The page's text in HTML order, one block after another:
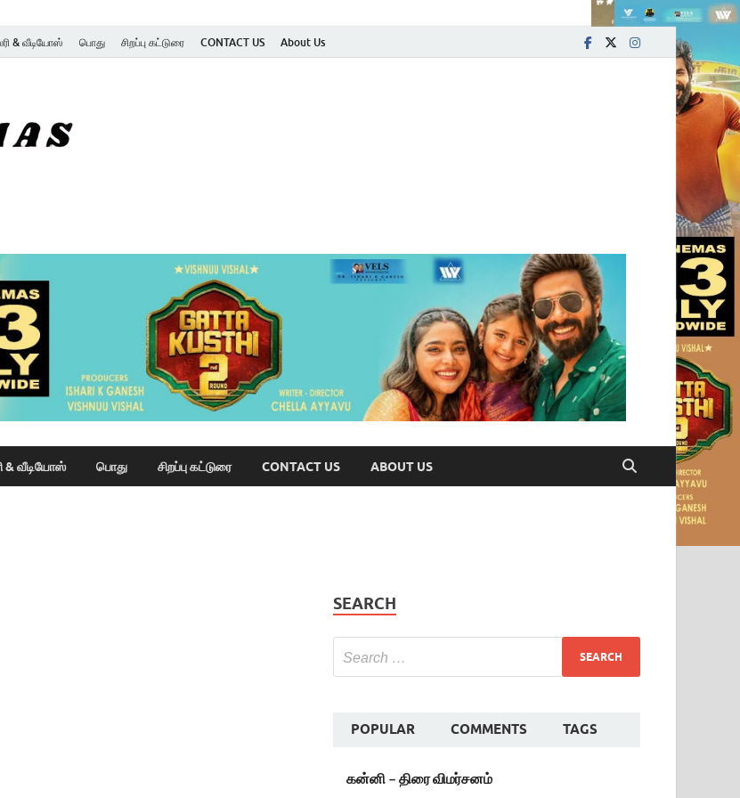
& வீடியோஸ் பொது சிறப்பு கட்டுரை CONTACT US About Us
& வீடியோஸ் பொது சிறப்பு கட்டுரை CONTACT US ABOUT US
SEARCH
POPULAR COMMENTS TAGS
கன்னி – திரை விமர்சனம்